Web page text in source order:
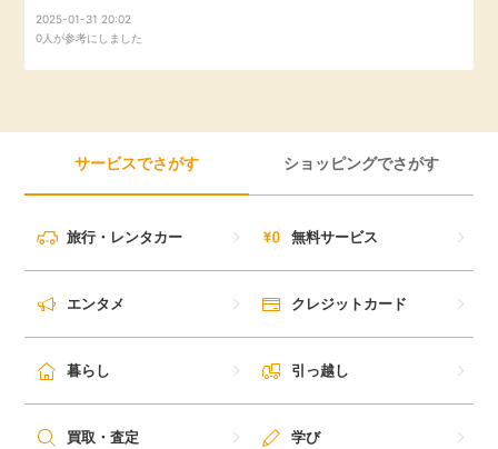
毎日ゲット
GMOポイ活の使い方
ヘルプセンター
2025-01-31 20:02
0人が参考にしました
サービスでさがす ショッピングでさがす
旅行・レンタカー 無料サービス
エンタメ クレジットカード
暮らし 引っ越し
買取・査定 学び